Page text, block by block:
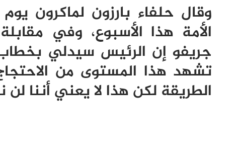
وقال حلفاء بارزون لماكرون
الأمة هذا الأسبوع، وفي
جريفو إن الرئيس سيدلي
تشهد هذا المستوى من
الطريقة لكن هذا لا يعني أننا